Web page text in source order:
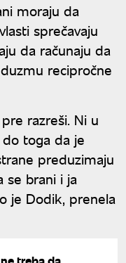
moraju da
sprečavaju
da računaju da
recipročne
razreši. Ni u
toga da je
preduzimaju
se brani i ja
je Dodik, prenela